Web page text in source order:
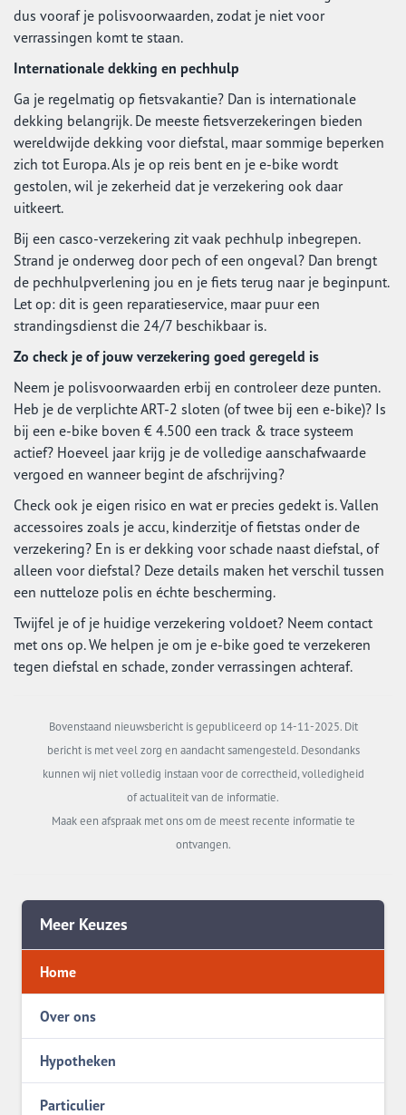
dus vooraf je polisvoorwaarden, zodat je niet voor
verrassingen komt te staan.
Internationale dekking en pechhulp
Ga je regelmatig op fietsvakantie? Dan is internationale
dekking belangrijk. De meeste fietsverzekeringen bieden
wereldwijde dekking voor diefstal, maar sommige beperken
zich tot Europa. Als je op reis bent en je e-bike wordt
gestolen, wil je zekerheid dat je verzekering ook daar
uitkeert.
Bij een casco-verzekering zit vaak pechhulp inbegrepen.
Strand je onderweg door pech of een ongeval? Dan brengt
de pechhulpverlening jou en je fiets terug naar je beginpunt.
Let op: dit is geen reparatieservice, maar puur een
strandingsdienst die 24/7 beschikbaar is.
Zo check je of jouw verzekering goed geregeld is
Neem je polisvoorwaarden erbij en controleer deze punten.
Heb je de verplichte ART-2 sloten (of twee bij een e-bike)? Is
bij een e-bike boven € 4.500 een track & trace systeem
actief? Hoeveel jaar krijg je de volledige aanschafwaarde
vergoed en wanneer begint de afschrijving?
Check ook je eigen risico en wat er precies gedekt is. Vallen
accessoires zoals je accu, kinderzitje of fietstas onder de
verzekering? En is er dekking voor schade naast diefstal, of
alleen voor diefstal? Deze details maken het verschil tussen
een nutteloze polis en échte bescherming.
Twijfel je of je huidige verzekering voldoet? Neem contact
met ons op. We helpen je om je e-bike goed te verzekeren
tegen diefstal en schade, zonder verrassingen achteraf.
Bovenstaand nieuwsbericht is gepubliceerd op 14-11-2025. Dit
bericht is met veel zorg en aandacht samengesteld. Desondanks
kunnen wij niet volledig instaan voor de correctheid, volledigheid
of actualiteit van de informatie.
Maak een afspraak met ons om de meest recente informatie te
ontvangen.
Meer Keuzes
Home
Over ons
Hypotheken
Particulier